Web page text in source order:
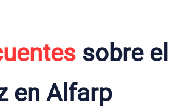
sobre el
en Alfarp